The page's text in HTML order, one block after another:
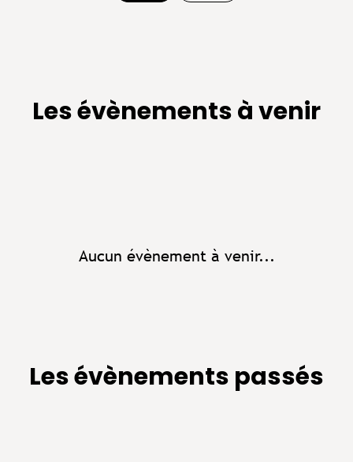
Les évènements à venir
Aucun évènement à venir...
Les évènements passés